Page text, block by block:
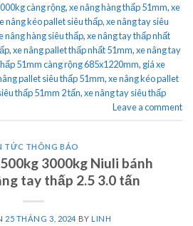
càng rộng,xe nâng hàng thấp 51mm,xe
nâng kéo pallet siêu thấp,xe nâng tay siêu
nâng hàng siêu thấp,xe nâng tay thấp nhất
,xe nâng pallet thấp nhất 51mm,xe nâng tay
51mm càng rộng 685x1220mm, giá xe
pallet siêu thấp 51mm,xe nâng kéo pallet
thấp 51mm 2 tấn,xe nâng tay siêu thấp
Leave a comment
TỨC THÔNG BÁO
3000kg Niuli bánh
tay thấp 2.5 3.0 tấn
25 THÁNG 3, 2024 BYLINH